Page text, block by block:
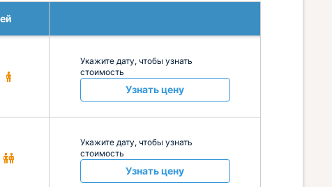
Укажите дату, чтобы узнать
стоимость
Узнать цену
Укажите дату, чтобы узнать
стоимость
Узнать цену